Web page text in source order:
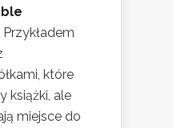
Przykładem
które
książki, ale
miejsce do